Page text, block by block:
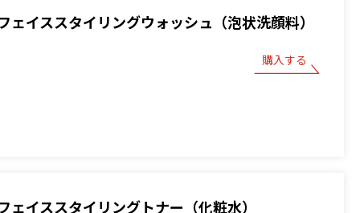
イススタイリングウォッシュ（泡状洗顔料）
購入する
イススタイリングトナー（化粧水）